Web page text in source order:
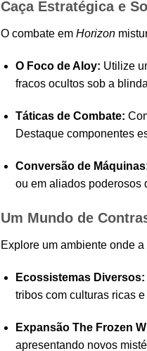
Caça Estratégica e
O combate em Horizon
O Foco de Aloy: Utilize
fracos ocultos sob a
Táticas de Combate:
Destaque componentes
Conversão de
ou em aliados poderosos
Um Mundo de
Explore um ambiente onde
Ecossistemas Diversos:
tribos com culturas ricas
Expansão The Frozen
apresentando novos